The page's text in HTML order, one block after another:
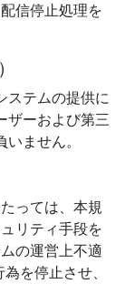
信停止処理を
ステムの提供に
ザーおよび第三
ません。
っては、本規
リティ手段を
の運営上不適
を停止させ、